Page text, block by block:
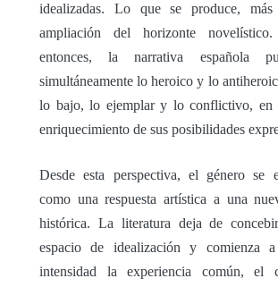
idealizadas. Lo que se produce,
ampliación del horizonte
entonces, la narrativa española
simultáneamente lo heroico y lo
lo bajo, lo ejemplar y lo conflictivo, en
enriquecimiento de sus posibilidades
Desde esta perspectiva, el género se
como una respuesta artística a una
histórica. La literatura deja de
espacio de idealización y comienza
intensidad la experiencia común, el